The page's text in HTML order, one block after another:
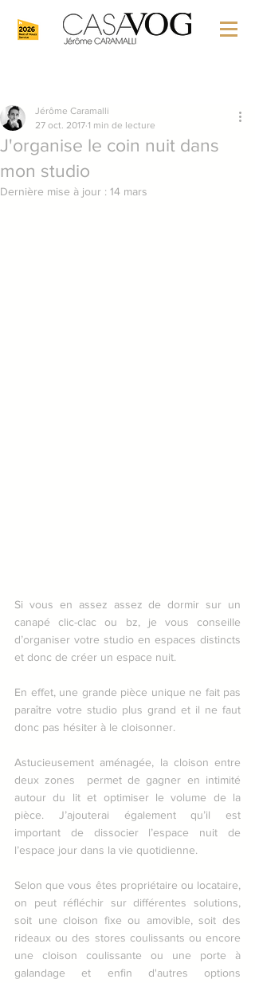
J'organise le coin nuit dans
mon studio
Jérôme Caramalli
27 oct. 2017 1 min de lecture
Dernière mise à jour : 14 mars
Si vous en assez assez de dormir sur un
canapé clic-clac ou bz, je vous conseille
d’organiser votre studio en espaces distincts
et donc de créer un espace nuit.
En effet, une grande pièce unique ne fait pas
paraître votre studio plus grand et il ne faut
donc pas hésiter à le cloisonner.
Astucieusement aménagée, la cloison entre
deux zones
  permet de gagner en intimité
autour du lit et optimiser le volume de la
pièce. J’ajouterai également qu’il est
important de dissocier l’espace nuit de
l’espace jour dans la vie quotidienne.
Selon que vous êtes propriétaire ou locataire,
on peut réfléchir sur différentes solutions,
soit une cloison fixe ou amovible, soit des
rideaux ou des stores coulissants ou encore
une cloison coulissante ou une porte à
galandage et enfin d'autres options